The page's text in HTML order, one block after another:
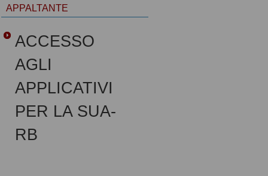
APPALTANTE
ACCESSO
AGLI
APPLICATIVI
PER LA SUA-
RB